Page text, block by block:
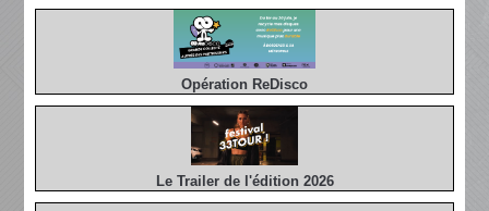
Opération ReDisco
Le Trailer de l'édition 2026